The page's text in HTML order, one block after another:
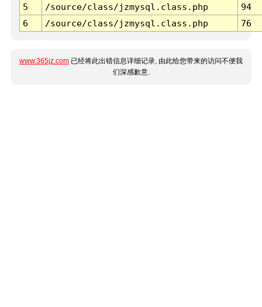
5
/source/class/jzmysql.class.php
94
6
/source/class/jzmysql.class.php 76
www.365jz.com 已经将此出错信息详细记录, 由此给您带来的访问不便我
们深感歉意.